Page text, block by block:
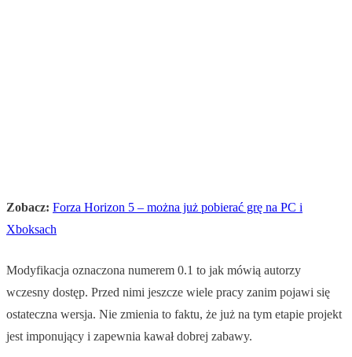
Zobacz: Forza Horizon 5 – można już pobierać grę na PC i
Xboksach
Modyfikacja oznaczona numerem 0.1 to jak mówią autorzy
wczesny dostęp. Przed nimi jeszcze wiele pracy zanim pojawi się
ostateczna wersja. Nie zmienia to faktu, że już na tym etapie projekt
jest imponujący i zapewnia kawał dobrej zabawy.